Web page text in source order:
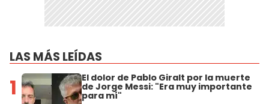
LAS MÁS LEÍDAS
1 El dolor de Pablo Giralt por la muerte
de Jorge Messi: "Era muy importante
para mí"